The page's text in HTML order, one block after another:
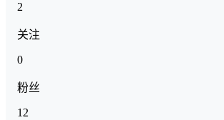
2
关注
0
粉丝
12